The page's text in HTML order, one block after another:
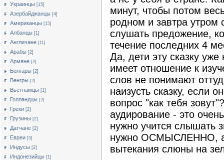
Украинцы [15]
Азербайджанцы [4]
Американцы [15]
Албанцы [1]
Англичане [11]
Арабы [2]
Армяне [2]
Болгары [2]
Венгры [2]
Вьетнамцы [1]
Голландцы [2]
Греки [2]
Грузины [2]
Датчане [2]
Евреи [5]
Индусы [2]
Индонезийцы [1]
минут, чтобы потом
родном и завтра утром
слушать предожение,
течение последних 4
Да, дети эту сказку уже
имеет отношение к
слов не понимают
наизусть сказку, если
вопрос "как тебя
аудирование - это
нужно учится слышать
нужно ОСМЫСЛЕННО, а
вытекания слюны на